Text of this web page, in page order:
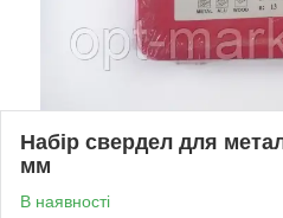
Набір свердел для
мм
В наявності